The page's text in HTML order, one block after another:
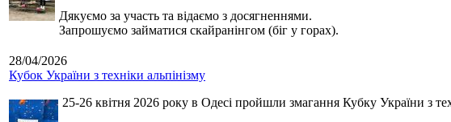
Дякуємо за участь та відаємо з досягненнями.
Запрошуємо займатися скайранінгом (біг у горах).
28/04/2026
Кубок України з техніки альпінізму
25-26 квітня 2026 року в Одесі пройшли змагання Кубку України з